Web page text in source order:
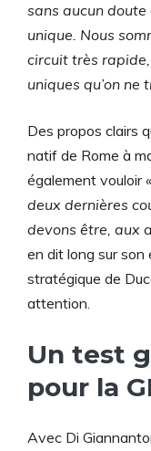
sans aucun doute
unique. Nous
circuit très
uniques qu’on
Des propos clairs
natif de Rome à
également vouloir
deux dernières
devons être, aux
en dit long sur son
stratégique de
attention.
Un test
pour la
Avec Di